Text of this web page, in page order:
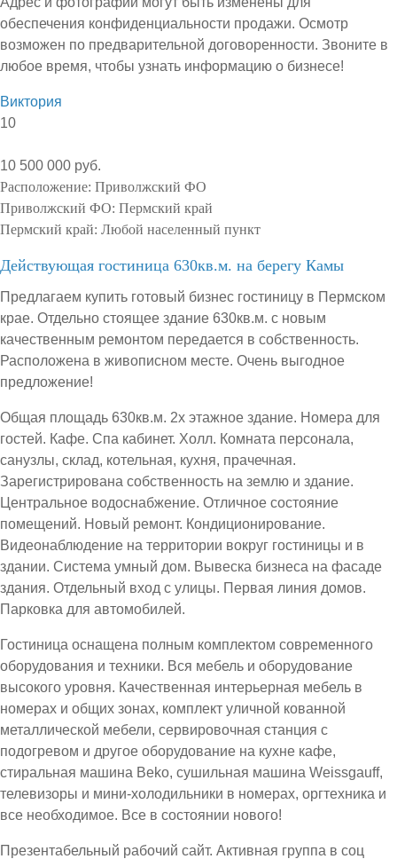
обеспечения конфиденциальности продажи. Осмотр
возможен по предварительной договоренности. Звоните в
любое время, чтобы узнать информацию о бизнесе!
Виктория
10
10 500 000 руб.
Расположение: Приволжский ФО
Приволжский ФО: Пермский край
Пермский край: Любой населенный пункт
Действующая гостиница 630кв.м. на берегу Камы
Предлагаем купить готовый бизнес гостиницу в Пермском
крае. Отдельно стоящее здание 630кв.м. с новым
качественным ремонтом передается в собственность.
Расположена в живописном месте. Очень выгодное
предложение!
Общая площадь 630кв.м. 2х этажное здание. Номера для
гостей. Кафе. Спа кабинет. Холл. Комната персонала,
санузлы, склад, котельная, кухня, прачечная.
Зарегистрирована собственность на землю и здание.
Центральное водоснабжение. Отличное состояние
помещений. Новый ремонт. Кондиционирование.
Видеонаблюдение на территории вокруг гостиницы и в
здании. Система умный дом. Вывеска бизнеса на фасаде
здания. Отдельный вход с улицы. Первая линия домов.
Парковка для автомобилей.
Гостиница оснащена полным комплектом современного
оборудования и техники. Вся мебель и оборудование
высокого уровня. Качественная интерьерная мебель в
номерах и общих зонах, комплект уличной кованной
металлической мебели, сервировочная станция с
подогревом и другое оборудование на кухне кафе,
стиральная машина Beko, сушильная машина Weissgauff,
телевизоры и мини-холодильники в номерах, оргтехника и
все необходимое. Все в состоянии нового!
Презентабельный рабочий сайт. Активная группа в соц